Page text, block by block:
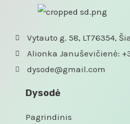
Vytauto g. 58, LT76354,
Alionka Januševičienė:
dysode@gmail.com
Dysodė
Pagrindinis